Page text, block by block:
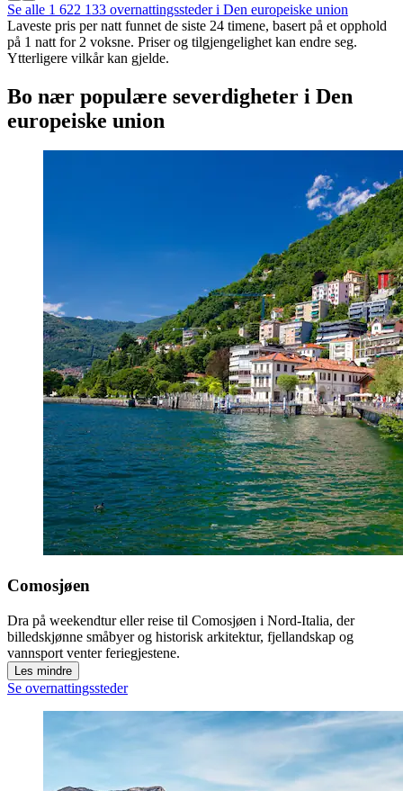
Se alle 1 622 133 overnattingssteder i Den europeiske union
Laveste pris per natt funnet de siste 24 timene, basert på et opphold
på 1 natt for 2 voksne. Priser og tilgjengelighet kan endre seg.
Ytterligere vilkår kan gjelde.
Bo nær populære severdigheter i Den
europeiske union
Comosjøen
Dra på weekendtur eller reise til Comosjøen i Nord-Italia, der
billedskjønne småbyer og historisk arkitektur, fjellandskap og
vannsport venter feriegjestene.
Les mindre
Se overnattingssteder